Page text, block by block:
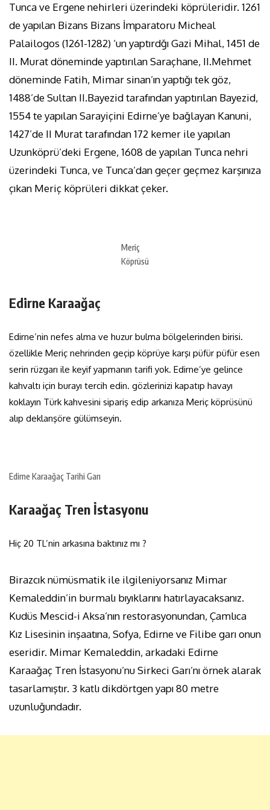
Tunca ve Ergene nehirleri üzerindeki köprüleridir. 1261
de yapılan Bizans Bizans İmparatoru Micheal
Palailogos (1261-1282) ‘un yaptırdğı Gazi Mihal, 1451 de
II. Murat döneminde yaptırılan Saraçhane, II.Mehmet
döneminde Fatih, Mimar sinan’ın yaptığı tek göz,
1488’de Sultan II.Bayezid tarafından yaptırılan Bayezid,
1554 te yapılan Sarayiçini Edirne’ye bağlayan Kanuni,
1427’de II Murat tarafından 172 kemer ile yapılan
Uzunköprü’deki Ergene, 1608 de yapılan Tunca nehri
üzerindeki Tunca, ve Tunca’dan geçer geçmez karşınıza
çıkan Meriç köprüleri dikkat çeker.
Meriç
Köprüsü
Edirne Karaağaç
Edirne’nin nefes alma ve huzur bulma bölgelerinden birisi.
özellikle Meriç nehrinden geçip köprüye karşı püfür püfür esen
serin rüzgarı ile keyif yapmanın tarifi yok. Edirne’ye gelince
kahvaltı için burayı tercih edin. gözlerinizi kapatıp havayı
koklayın Türk kahvesini sipariş edip arkanıza Meriç köprüsünü
alıp deklanşöre gülümseyin.
Edirne Karaağaç Tarihi Garı
Karaağaç Tren İstasyonu
Hiç 20 TL’nin arkasına baktınız mı ?
Birazcık nümüsmatik ile ilgileniyorsanız Mimar
Kemaleddin’in burmalı bıyıklarını hatırlayacaksanız.
Kudüs Mescid-i Aksa’nın restorasyonundan, Çamlıca
Kız Lisesinin inşaatına, Sofya, Edirne ve Filibe garı onun
eseridir. Mimar Kemaleddin, arkadaki Edirne
Karaağaç Tren İstasyonu’nu Sirkeci Garı’nı örnek alarak
tasarlamıştır. 3 katlı dikdörtgen yapı 80 metre
uzunluğundadır.